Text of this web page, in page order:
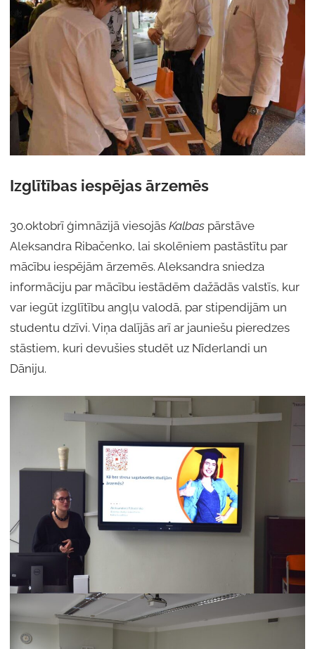
Izglītības iespējas ārzemēs
30.oktobrī ģimnāzijā viesojās Kalbaspārstāve
Aleksandra Ribačenko, lai skolēniem pastāstītu par
mācību iespējām ārzemēs. Aleksandra sniedza
informāciju par mācību iestādēm dažādās valstīs, kur
var iegūt izglītību angļu valodā, par stipendijām un
studentu dzīvi. Viņa dalījās arī ar jauniešu pieredzes
stāstiem, kuri devušies studēt uz Nīderlandi un
Dāniju.